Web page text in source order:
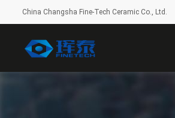
China Changsha Fine-Tech Ceramic Co., Ltd.